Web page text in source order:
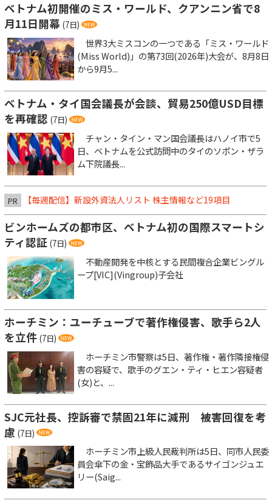
ベトナム初開催のミス・ワールド、クアンニン省で8
月11日開幕 (7日)
世界3大ミスコンの一つである「ミス・ワールド
(Miss World)」の第73回(2026年)大会が、8月8日
から9月5...
ベトナム・タイ国会議長が会談、貿易250億USD目標
を再確認 (7日)
チャン・タイン・マン国会議長はハノイ市で5
日、ベトナムを公式訪問中のタイのソポン・ザラ
ム下院議長...
PR 【毎週配信】新設外資法人リスト 株主情報など19項目
ビンホームズの都市区、ベトナム初の国際スマートシ
ティ認証 (7日)
不動産開発を中核とする民間複合企業ビングル
ープ[VIC](Vingroup)子会社
ホーチミン：ユーチューブで著作権侵害、歌手ら2人
を立件 (7日)
ホーチミン市警察は5日、著作権・著作隣接権侵
害の容疑で、歌手のグエン・ティ・ヒエン容疑者
(女)と、...
SJC元社長、控訴審で禁固21年に減刑 被害回復を考
慮 (7日)
ホーチミン市上級人民裁判所は5日、同市人民委
員会傘下の金・宝飾品大手であるサイゴンジュエ
リー(Saig...